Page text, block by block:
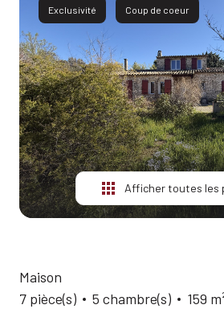
ALERTE
E-MAIL
QUI
SOMMES-
NOUS?
CONTACT
Exclusivité Coup de coeur
Afficher toutes les
Maison
7 pièce(s)
5 chambre(s) 159